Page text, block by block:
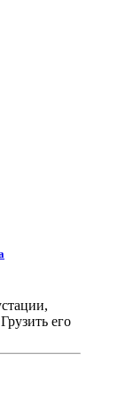
его